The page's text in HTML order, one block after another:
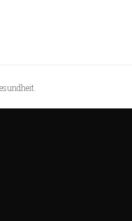
400 € für nur 1 €.